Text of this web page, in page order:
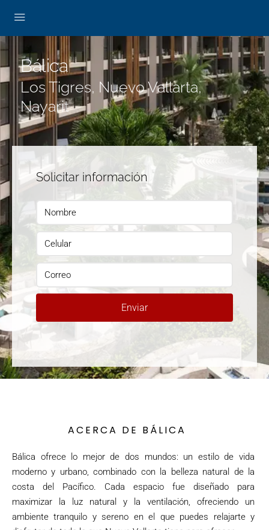
Bálica
Los Tigres, Nuevo Vallarta,
Nayarit
Solicitar información
Enviar
ACERCA DE BÁLICA
Bálica ofrece lo mejor de dos mundos: un estilo de vida
moderno y urbano, combinado con la belleza natural de la
costa del Pacífico. Cada espacio fue diseñado para
maximizar la luz natural y la ventilación, ofreciendo un
ambiente tranquilo y sereno en el que puedes relajarte y